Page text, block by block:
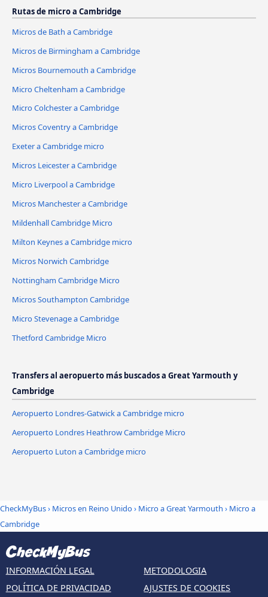
Rutas de micro a Cambridge
Micros de Bath a Cambridge
Micros de Birmingham a Cambridge
Micros Bournemouth a Cambridge
Micro Cheltenham a Cambridge
Micro Colchester a Cambridge
Micros Coventry a Cambridge
Exeter a Cambridge micro
Micros Leicester a Cambridge
Micro Liverpool a Cambridge
Micros Manchester a Cambridge
Mildenhall Cambridge Micro
Milton Keynes a Cambridge micro
Micros Norwich Cambridge
Nottingham Cambridge Micro
Micros Southampton Cambridge
Micro Stevenage a Cambridge
Thetford Cambridge Micro
Transfers al aeropuerto más buscados a Great Yarmouth y
Cambridge
Aeropuerto Londres-Gatwick a Cambridge micro
Aeropuerto Londres Heathrow Cambridge Micro
Aeropuerto Luton a Cambridge micro
CheckMyBus› Micros en Reino Unido› Micro a Great Yarmouth › Micro a
Cambridge
INFORMACIÓN LEGAL
POLÍTICA DE PRIVACIDAD
METODOLOGIA
AJUSTES DE COOKIES